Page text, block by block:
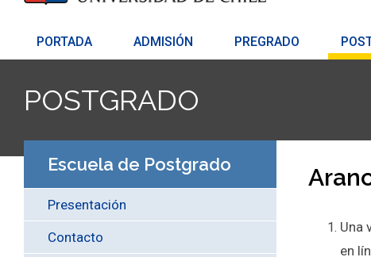
PORTADA ADMISIÓN PREGRADO
POSTGRADO
Escuela de Postgrado
Presentación
Contacto
Una
en